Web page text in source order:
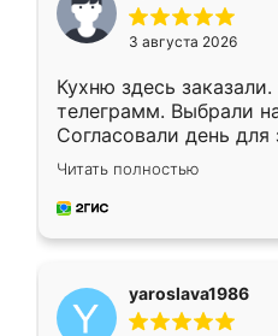
3 августа 2026
Кухню здесь
телеграмм. Выбрали
Согласовали день
недели кухня была
довольны работой.
мебель за
Читать полностью
yaroslava1986